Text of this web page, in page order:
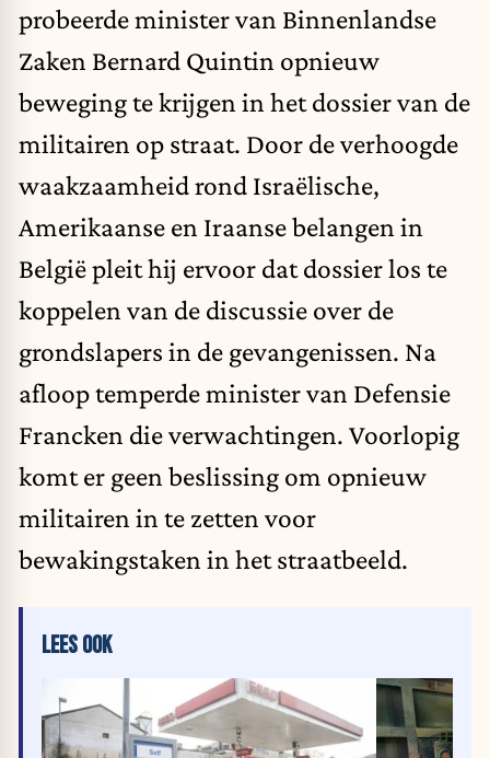
probeerde minister van Binnenlandse
Zaken Bernard Quintin opnieuw
beweging te krijgen in het dossier van de
militairen op straat. Door de verhoogde
waakzaamheid rond Israëlische,
Amerikaanse en Iraanse belangen in
België pleit hij ervoor dat dossier los te
koppelen van de discussie over de
grondslapers in de gevangenissen. Na
afloop temperde minister van Defensie
Francken die verwachtingen. Voorlopig
komt er geen beslissing om opnieuw
militairen in te zetten voor
bewakingstaken in het straatbeeld.
LEES OOK